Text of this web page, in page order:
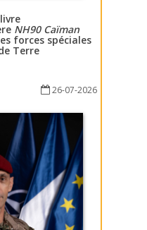
NH90 Caïman
forces spéciales
Terre
26-07-2026